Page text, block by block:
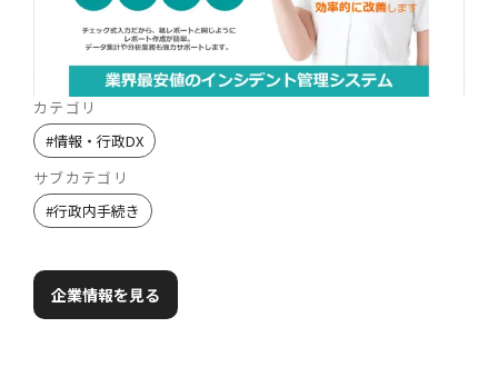
カテゴリ
#情報・行政DX
サブカテゴリ
#行政内手続き
企業情報を見る